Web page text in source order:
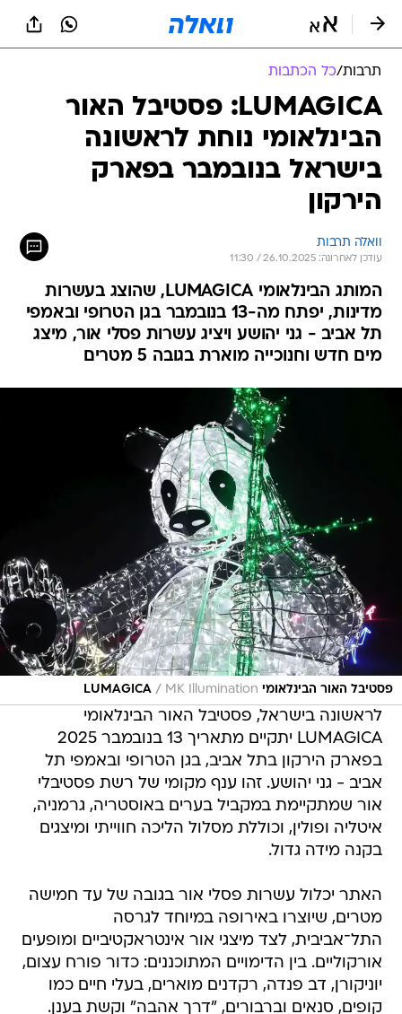
תרבות/כל הכתבות
LUMAGICA: פסטיבל האור
הבינלאומי נוחת לראשונה
בישראל בנובמבר בפארק
הירקון
וואלה תרבות
עודכן לאחרונה: 26.10.2025 / 11:30
המותג הבינלאומי LUMAGICA, שהוצג בעשרות
מדינות, יפתח מה-13 בנובמבר בגן הטרופי ובאמפי
תל אביב - גני יהושע ויציג עשרות פסלי אור, מיצג
מים חדש וחנוכייה מוארת בגובה 5 מטרים
פסטיבל האור הבינלאומי LUMAGICA / MK Illumination
לראשונה בישראל, פסטיבל האור הבינלאומי
LUMAGICA יתקיים מתאריך 13 בנובמבר 2025
בפארק הירקון בתל אביב, בגן הטרופי ובאמפי תל
אביב - גני יהושע. זהו ענף מקומי של רשת פסטיבלי
אור שמתקיימת במקביל בערים באוסטריה, גרמניה,
איטליה ופולין, וכוללת מסלול הליכה חווייתי ומיצגים
בקנה מידה גדול.
האתר יכלול עשרות פסלי אור בגובה של עד חמישה
מטרים, שיוצרו באירופה במיוחד לגרסה
התל־אביבית, לצד מיצגי אור אינטראקטיביים ומופעים
אורקוליים. בין הדימויים המתוכננים: כדור פורח עצום,
יוניקורן, דב פנדה, רקדנים מוארים, בעלי חיים כמו
קופים, סנאים וברבורים, "דרך אהבה" וקשת בענן.